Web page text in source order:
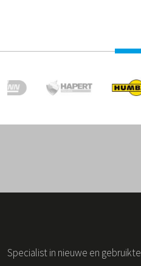
Specialist in nieuwe en gebruikte